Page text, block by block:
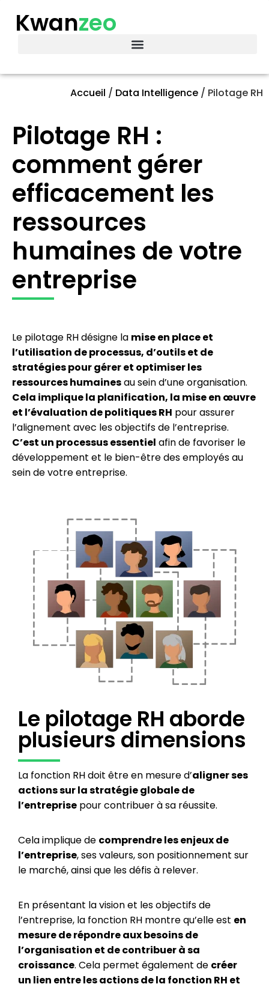
Kwanzeo
Accueil / Data Intelligence / Pilotage RH
Pilotage RH :
comment gérer
efficacement les
ressources
humaines de votre
entreprise
Le pilotage RH désigne la mise en place et
l’utilisation de processus, d’outils et de
stratégies pour gérer et optimiser les
ressources humainesau sein d’une organisation.
Cela implique la planification, la mise en œuvre
et l’évaluation de politiques RH pour assurer
l’alignement avec les objectifs de l’entreprise.
C’est un processus essentiel afin de favoriser le
développement et le bien-être des employés au
sein de votre entreprise.
Le pilotage RH aborde
plusieurs dimensions
La fonction RH doit être en mesure d’aligner ses
actions sur la stratégie globale de
l’entreprise pour contribuer à sa réussite.
Cela implique de comprendre les enjeux de
l’entreprise, ses valeurs, son positionnement sur
le marché, ainsi que les défis à relever.
En présentant la vision et les objectifs de
l’entreprise, la fonction RH montre qu’elle est en
mesure de répondre aux besoins de
l’organisation et de contribuer à sa
croissance. Cela permet également de créer
un lien entre les actions de la fonction RH et